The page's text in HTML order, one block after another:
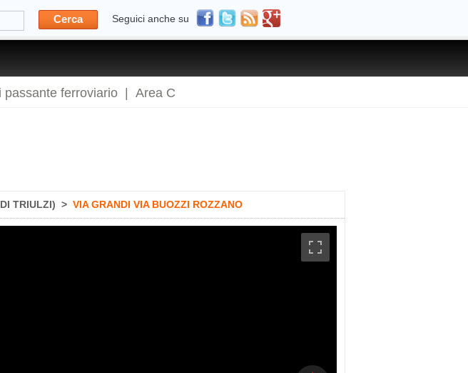
Cerca Seguici anche su
passante ferroviario Area C
TRIULZI) > VIA GRANDI VIA BUOZZI ROZZANO